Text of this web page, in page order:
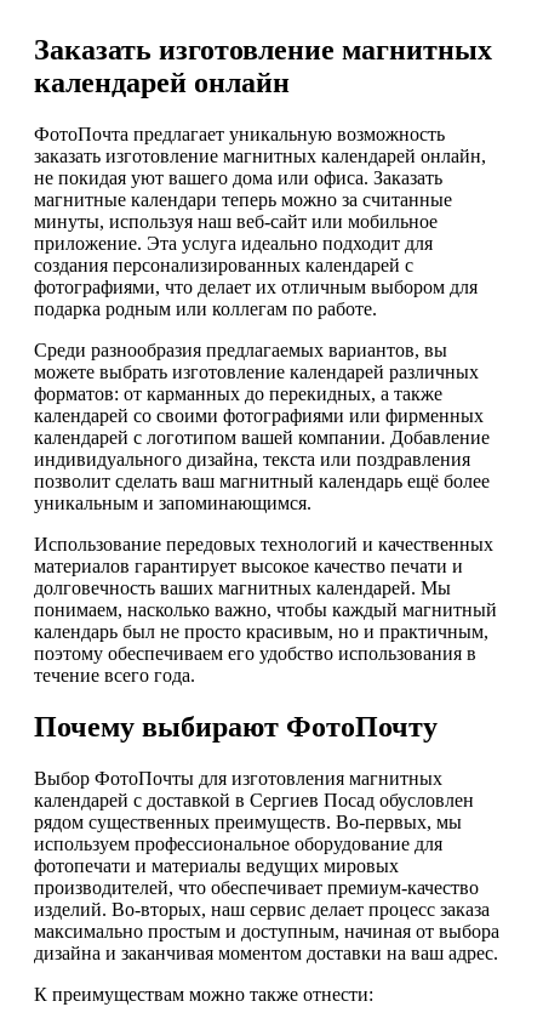
Заказать изготовление магнитных
календарей онлайн
ФотоПочта предлагает уникальную возможность
заказать изготовление магнитных календарей онлайн,
не покидая уют вашего дома или офиса. Заказать
магнитные календари теперь можно за считанные
минуты, используя наш веб-сайт или мобильное
приложение. Эта услуга идеально подходит для
создания персонализированных календарей с
фотографиями, что делает их отличным выбором для
подарка родным или коллегам по работе.
Среди разнообразия предлагаемых вариантов, вы
можете выбрать изготовление календарей различных
форматов: от карманных до перекидных, а также
календарей со своими фотографиями или фирменных
календарей с логотипом вашей компании. Добавление
индивидуального дизайна, текста или поздравления
позволит сделать ваш магнитный календарь ещё более
уникальным и запоминающимся.
Использование передовых технологий и качественных
материалов гарантирует высокое качество печати и
долговечность ваших магнитных календарей. Мы
понимаем, насколько важно, чтобы каждый магнитный
календарь был не просто красивым, но и практичным,
поэтому обеспечиваем его удобство использования в
течение всего года.
Почему выбирают ФотоПочту
Выбор ФотоПочты для изготовления магнитных
календарей с доставкой в Сергиев Посад обусловлен
рядом существенных преимуществ. Во-первых, мы
используем профессиональное оборудование для
фотопечати и материалы ведущих мировых
производителей, что обеспечивает премиум-качество
изделий. Во-вторых, наш сервис делает процесс заказа
максимально простым и доступным, начиная от выбора
дизайна и заканчивая моментом доставки на ваш адрес.
К преимуществам можно также отнести: